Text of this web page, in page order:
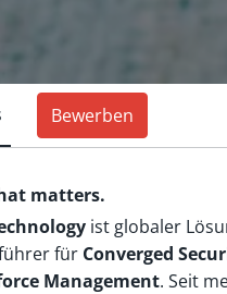
Bewerben
matters.
ist globaler
für Converged
Management. Seit